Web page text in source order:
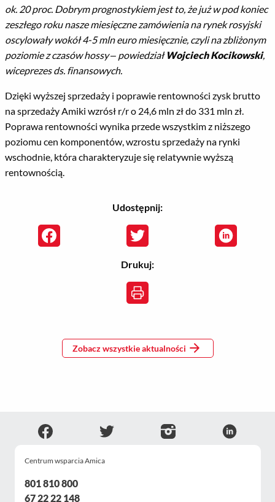
ok. 20 proc. Dobrym prognostykiem jest to, że już w pod koniec
zeszłego roku nasze miesięczne zamówienia na rynek rosyjski
oscylowały wokół 4-5 mln euro miesięcznie, czyli na zbliżonym
poziomie z czasów hossy – powiedział Wojciech Kocikowski,
wiceprezes ds. finansowych.
Dzięki wyższej sprzedaży i poprawie rentowności zysk brutto
na sprzedaży Amiki wzrósł r/r o 24,6 mln zł do 331 mln zł.
Poprawa rentowności wynika przede wszystkim z niższego
poziomu cen komponentów, wzrostu sprzedaży na rynki
wschodnie, która charakteryzuje się relatywnie wyższą
rentownością.
Udostępnij:
Drukuj:
Zobacz wszystkie aktualności
Centrum wsparcia Amica
801 810 800
67 22 22 148